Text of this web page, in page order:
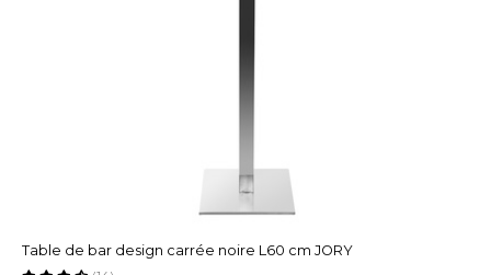
Table de bar design carrée noire L60 cm JORY